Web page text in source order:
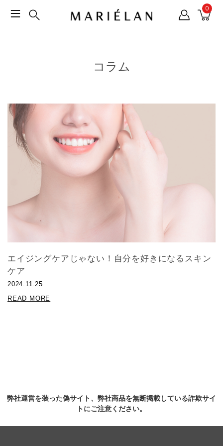
0
コラム
エイジングケアじゃない！自分を好きになるスキン
ケア
2024.11.25
READ MORE
弊社運営を装った偽サイト、弊社商品を無断掲載している詐欺サイ
トにご注意ください。